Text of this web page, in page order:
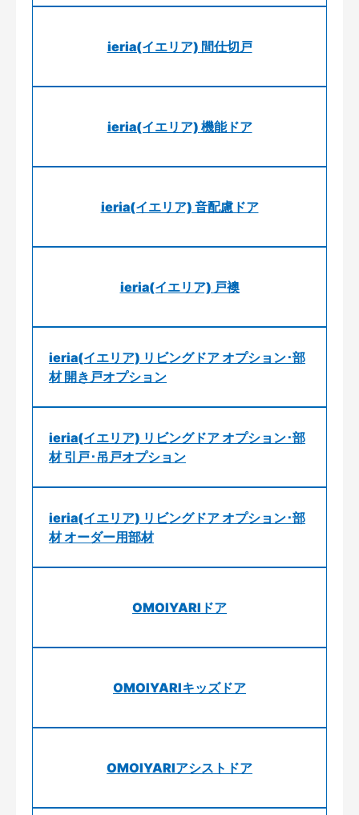
ieria(イエリア) 間仕切戸
ieria(イエリア) 機能ドア
ieria(イエリア) 音配慮ドア
ieria(イエリア) 戸襖
ieria(イエリア) リビングドア オプション･部
材 開き戸オプション
ieria(イエリア) リビングドア オプション･部
材 引戸･吊戸オプション
ieria(イエリア) リビングドア オプション･部
材 オーダー用部材
OMOIYARIドア
OMOIYARIキッズドア
OMOIYARIアシストドア